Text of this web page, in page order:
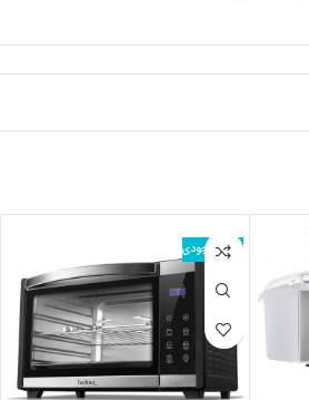
اتمام موجودی